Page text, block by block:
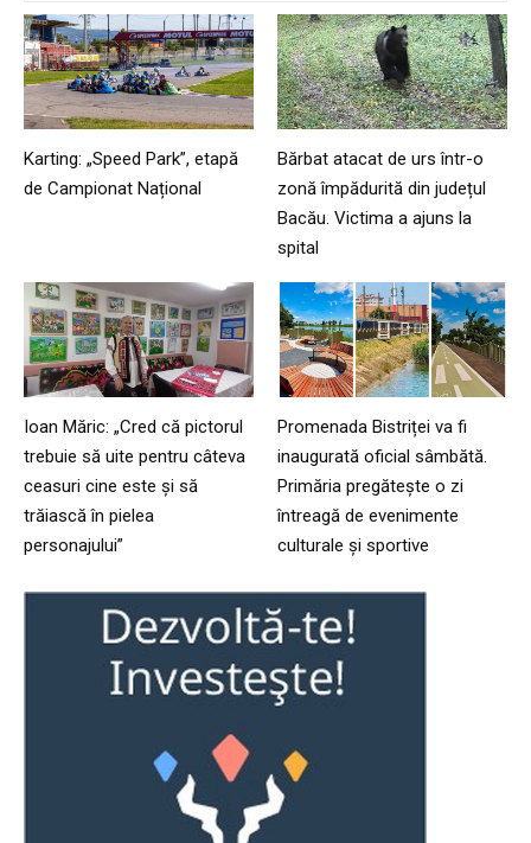
Karting: „Speed Park”, etapă
de Campionat Național
Bărbat atacat de urs într-o
zonă împădurită din județul
Bacău. Victima a ajuns la
spital
Ioan Măric: „Cred că pictorul
trebuie să uite pentru câteva
ceasuri cine este și să
trăiască în pielea
personajului”
Promenada Bistriței va fi
inaugurată oficial sâmbătă.
Primăria pregătește o zi
întreagă de evenimente
culturale și sportive